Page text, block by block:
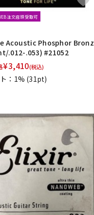
注文店頭受取可
Acoustic Phosphor Bronz
.012-.053) #21052
¥3,410(税込)
：1% (31pt)